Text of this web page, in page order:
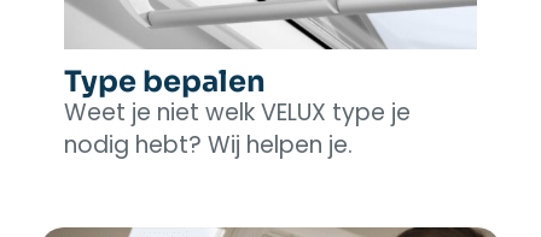
Type bepalen
Weet je niet welk VELUX type je
nodig hebt? Wij helpen je.